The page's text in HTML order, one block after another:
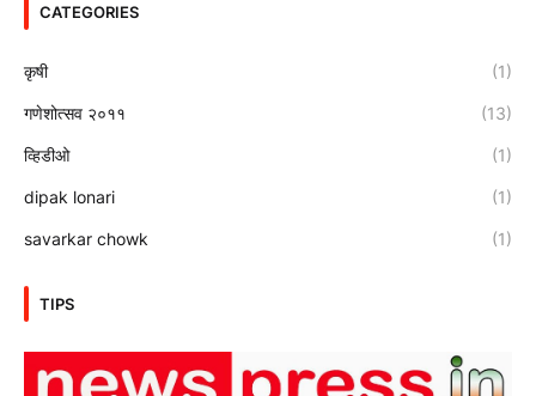
CATEGORIES
कृषी (1)
गणेशोत्सव २०११ (13)
व्हिडीओ (1)
dipak lonari (1)
savarkar chowk (1)
TIPS